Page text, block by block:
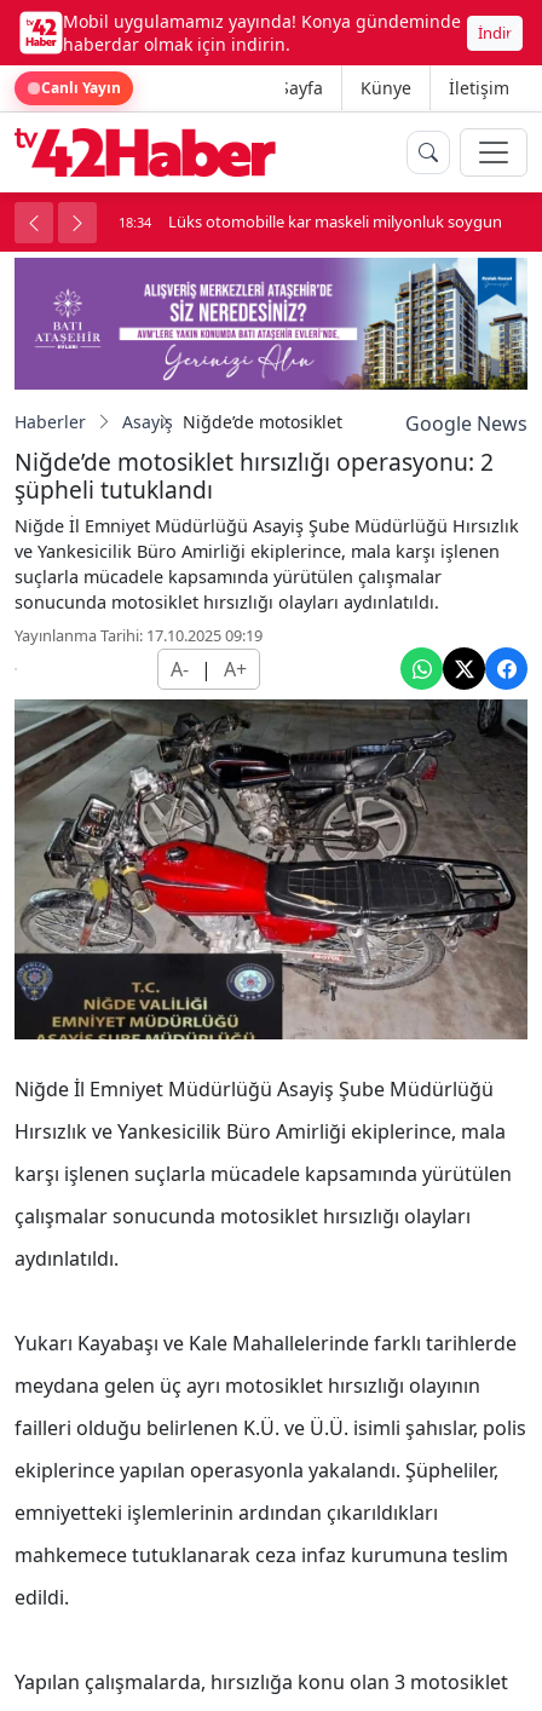
Mobil uygulamamız yayında! Konya gündeminde
haberdar olmak için indirin.
İndir
Canlı Yayın Ana Sayfa Künye İletişim
kavga çıktı 18:34 Lüks otomobille kar maskeli milyonluk soygun
Haberler Asayiş Niğde’de motosiklet hırsızlığı operasyonu:
Google News
Niğde’de motosiklet hırsızlığı operasyonu: 2
şüpheli tutuklandı
Niğde İl Emniyet Müdürlüğü Asayiş Şube Müdürlüğü Hırsızlık
ve Yankesicilik Büro Amirliği ekiplerince, mala karşı işlenen
suçlarla mücadele kapsamında yürütülen çalışmalar
sonucunda motosiklet hırsızlığı olayları aydınlatıldı.
Yayınlanma Tarihi: 17.10.2025 09:19
A- | A+
Niğde İl Emniyet Müdürlüğü Asayiş Şube Müdürlüğü
Hırsızlık ve Yankesicilik Büro Amirliği ekiplerince, mala
karşı işlenen suçlarla mücadele kapsamında yürütülen
çalışmalar sonucunda motosiklet hırsızlığı olayları
aydınlatıldı.
Yukarı Kayabaşı ve Kale Mahallelerinde farklı tarihlerde
meydana gelen üç ayrı motosiklet hırsızlığı olayının
failleri olduğu belirlenen K.Ü. ve Ü.Ü. isimli şahıslar, polis
ekiplerince yapılan operasyonla yakalandı. Şüpheliler,
emniyetteki işlemlerinin ardından çıkarıldıkları
mahkemece tutuklanarak ceza infaz kurumuna teslim
edildi.
Yapılan çalışmalarda, hırsızlığa konu olan 3 motosiklet